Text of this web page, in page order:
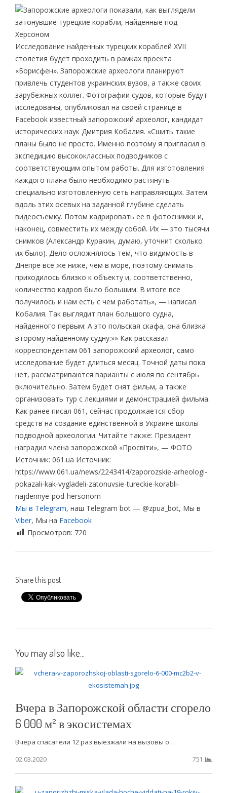
Исследование найденных турецких кораблей XVII
столетия будет проходить в рамках проекта
«Борисфен». Запорожские археологи планируют
привлечь студентов украинских вузов, а также своих
зарубежных коллег. Фотографии судов, которые будут
исследованы, опубликовал на своей странице в
Facebook известный запорожский археолог, кандидат
исторических наук Дмитрия Кобалия. «Сшить такие
планы было не просто. Именно поэтому я пригласил в
экспедицию высококлассных подводников с
соответствующим опытом работы. Для изготовления
каждого плана было необходимо растянуть
специально изготовленную сеть направляющих. Затем
вдоль этих осевых на заданной глубине сделать
видеосъемку. Потом кадрировать ее в фотоснимки и,
наконец, совместить их между собой. Их — это тысячи
снимков (Александр Куракин, думаю, уточнит сколько
их было). Дело осложнялось тем, что видимость в
Днепре все же ниже, чем в море, поэтому снимать
приходилось близко к объекту и, соответственно,
количество кадров было большим. В итоге все
получилось и нам есть с чем работать», — написал
Кобалия. Так выглядит план большого судна,
найденного первым: А это польская скафа, она близка
второму найденному судну:»» Как рассказал
корреспондентам 061 запорожский археолог, само
исследование будет длиться месяц. Точной даты пока
нет, рассматриваются варианты с июля по сентябрь
включительно. Затем будет снят фильм, а также
организовать тур с лекциями и демонстрацией фильма.
Как ранее писал 061, сейчас продолжается сбор
средств на создание единственной в Украине школы
подводной археологии. Читайте также: Президент
наградил члена запорожской «Просвіти», — ФОТО
Источник: 061.ua Источник:
https://www.061.ua/news/2243414/zaporozskie-arheologi-
pokazali-kak-vygladeli-zatonuvsie-tureckie-korabli-
najdennye-pod-hersonom
Мы в Telegram, наш Telegram bot — @zpua_bot, Мы в
Viber, Мы на Facebook
Просмотров: 720
Share this post
You may also like...
Вчера в Запорожской области сгорело
6 000 м² в экосистемах
Вчера спасатели 12 раз выезжали на вызовы о…
02.03.2020
751